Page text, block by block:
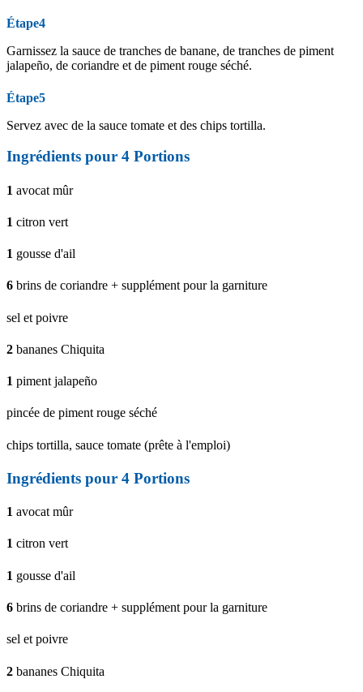
Étape4
Garnissez la sauce de tranches de banane, de tranches de piment
jalapeño, de coriandre et de piment rouge séché.
Étape5
Servez avec de la sauce tomate et des chips tortilla.
Ingrédients pour 4 Portions
1 avocat mûr
1 citron vert
1 gousse d'ail
6 brins de coriandre + supplément pour la garniture
sel et poivre
2 bananes Chiquita
1 piment jalapeño
pincée de piment rouge séché
chips tortilla, sauce tomate (prête à l'emploi)
Ingrédients pour 4 Portions
1 avocat mûr
1 citron vert
1 gousse d'ail
6 brins de coriandre + supplément pour la garniture
sel et poivre
2 bananes Chiquita